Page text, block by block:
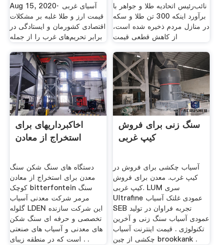
Aug 15, 2020· آسیای غربی
قیمت ارز و طلا غلبه بر مشکلات
اقتصادی کشورمان و ایستادگی در
برابر تحریم‌های غرب را از جمله
نائب‌رئیس اتحادیه طلا و جواهر با
برآورد اینکه 300 تن طلا و سکه
در منازل مردم ذخیره شده است،
از کاهش قطعی قیمت
اخاکبرداریهای برای
استخراج از معادن
دستگاه های سنگ شکن سنگ
معدن برای استخراج از معادن
کوچک bitterfontein سنگ
مرمر شرکت معدنی آسیاب
گلوله LDEN این شرکت سازنده
تخصصی و حرفه ای سنگ شکن
های معدنی و آسیاب های صنعتی
است که در منطقه زیبای . .
سنگ زنی برای فروش
کیپ غربی
آسیاب چکشی برای فروش در
کیپ غرب. معدن برای فروش
کیپ غربی. LUM سری
Ultrafine عمودی غلتک آسیاب
SEB تجربه فراوان در تولید
عمودی آسیاب سنگ زنی و آخرین
تکنولوژی . قیمت اینترنت آسیاب
چکشی از چین brookkank .